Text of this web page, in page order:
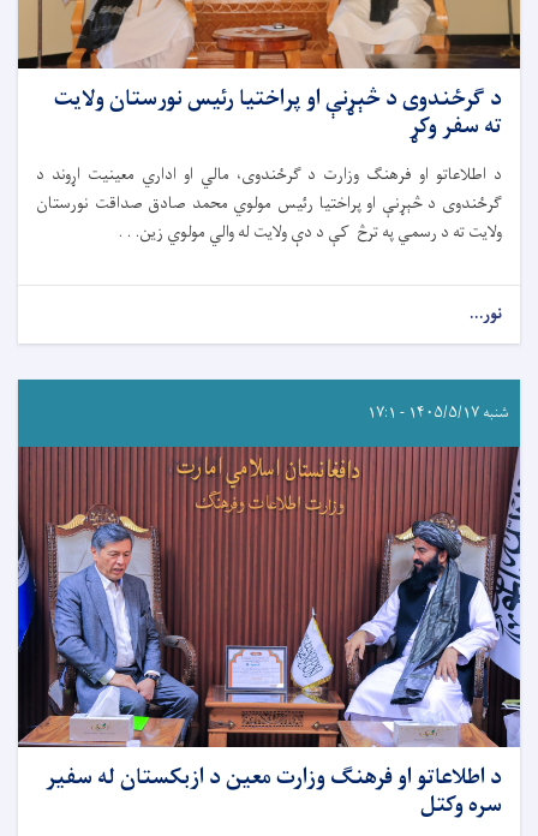
د ګرځندوی د څېړنې او پراختیا رئیس نورستان ولایت
ته سفر وکړ
د اطلاعاتو او فرهنګ وزارت د ګرځندوی، مالي او اداري معینیت اړوند د
ګرځندوی د څېړنې او پراختیا رئیس مولوي محمد صادق صداقت نورستان
ولایت ته د رسمي په ترڅ کې د دې ولایت له والي مولوي زین. . .
نور...
شنبه ۱۴۰۵/۵/۱۷ - ۱۷:۱
د اطلاعاتو او فرهنګ وزارت معین د ازبکستان له سفیر
سره وکتل